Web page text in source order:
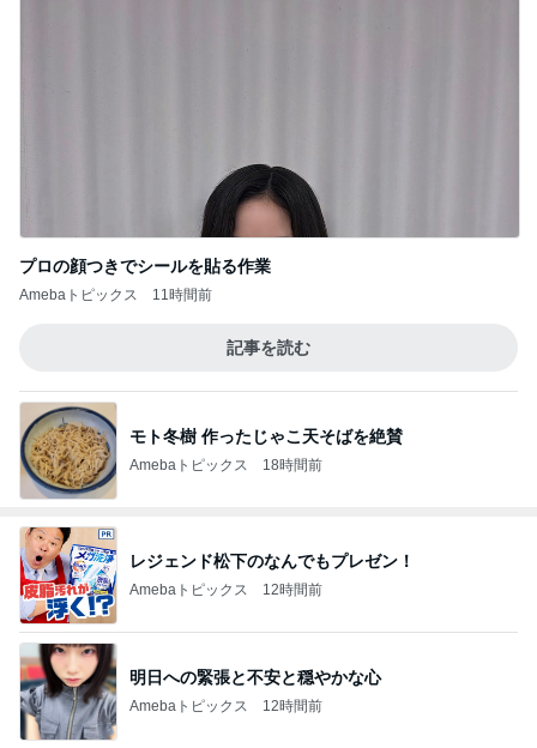
プロの顔つきでシールを貼る作業
Amebaトピックス 11時間前
記事を読む
モト冬樹 作ったじゃこ天そばを絶賛
Amebaトピックス 18時間前
レジェンド松下のなんでもプレゼン！
Amebaトピックス 12時間前
明日への緊張と不安と穏やかな心
Amebaトピックス 12時間前